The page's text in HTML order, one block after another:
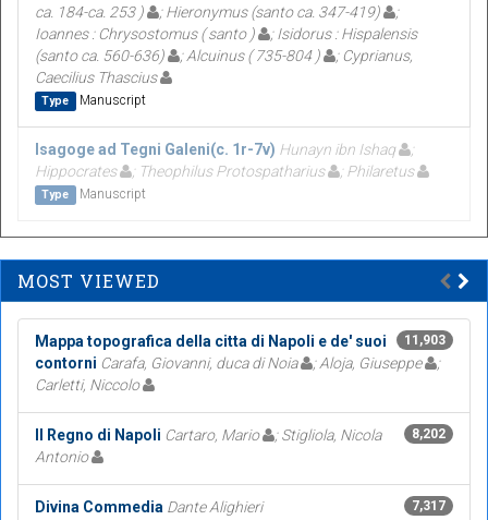
ca. 184-ca. 253 )
; Hieronymus (santo ca. 347-419)
;
Ioannes : Chrysostomus ( santo )
; Isidorus : Hispalensis
(santo ca. 560-636)
; Alcuinus ( 735-804 )
; Cyprianus,
Caecilius Thascius
Type Manuscript
Isagoge ad Tegni Galeni(c. 1r-7v) Hunayn ibn Ishaq
Hippocrates
; Theophilus Protospatharius ; Philaretus
Type Manuscript
MOST VIEWED
11,903
Mappa topografica della citta di Napoli e de' suoi
contorni Carafa, Giovanni, duca di Noia ; Aloja, Giuseppe
;
Carletti, Niccolo
8,202
Il Regno di Napoli Cartaro, Mario
; Stigliola, Nicola
Antonio
7,317
Divina Commedia Dante Alighieri